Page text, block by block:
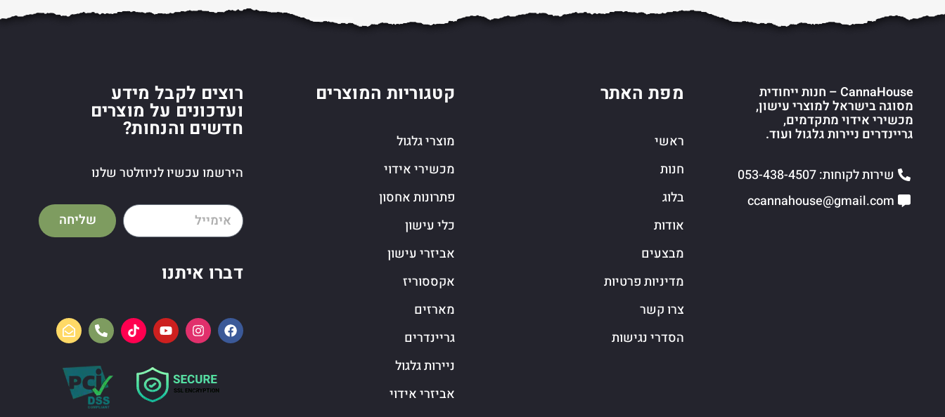
CannaHouse – חנות ייחודית
מסוגה בישראל למוצרי עישון,
מכשירי אידוי מתקדמים,
גריינדרים ניירות גלגול ועוד.
שירות לקוחות: 053-438-4507
ccannahouse@gmail.com
מפת האתר
ראשי
חנות
בלוג
אודות
מבצעים
מדיניות פרטיות
צרו קשר
הסדרי נגישות
קטגוריות המוצרים
מוצרי גלגול
מכשירי אידוי
פתרונות אחסון
כלי עישון
אביזרי עישון
אקססוריז
מארזים
גריינדרים
ניירות גלגול
אביזרי אידוי
רוצים לקבל מידע
ועדכונים על מוצרים
חדשים והנחות?
הירשמו עכשיו לניוזלטר שלנו
שליחה
דברו איתנו